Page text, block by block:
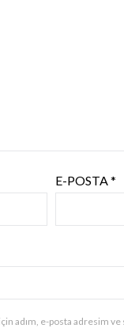
E-POSTA*
adım, e-posta adresim